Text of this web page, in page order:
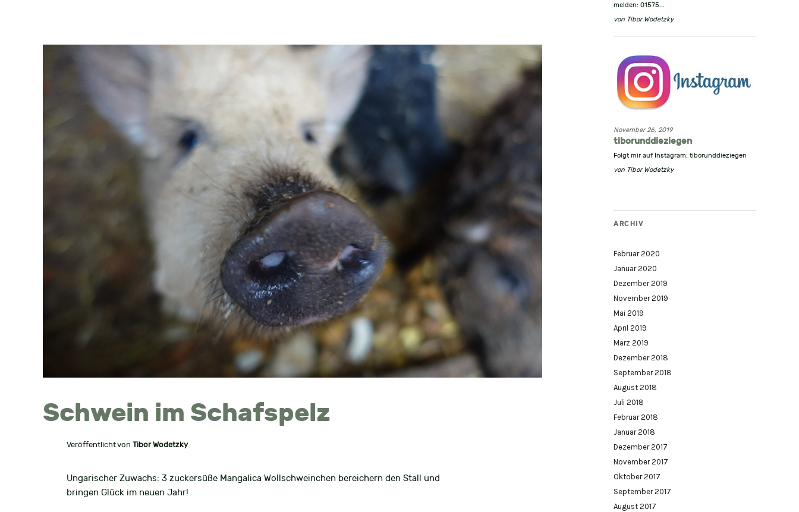
Schwein im Schafspelz
Veröffentlicht von Tibor Wodetzky
Ungarischer Zuwachs: 3 zuckersüße Mangalica Wollschweinchen bereichern den Stall und
bringen Glück im neuen Jahr!
melden: 01575...
von Tibor Wodetzky
November 26, 2019
tiborunddieziegen
Folgt mir auf Instagram: tiborunddieziegen
von Tibor Wodetzky
ARCHIV
Februar 2020
Januar 2020
Dezember 2019
November 2019
Mai 2019
April 2019
März 2019
Dezember 2018
September 2018
August 2018
Juli 2018
Februar 2018
Januar 2018
Dezember 2017
November 2017
Oktober 2017
September 2017
August 2017